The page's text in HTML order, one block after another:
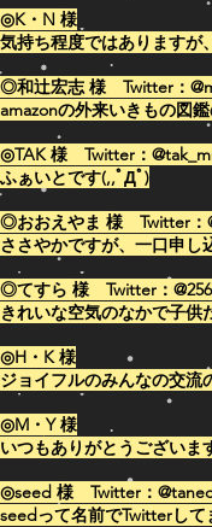
◎K・N 様
気持ち程度ではありますが
◎和辻宏志 様 Twitter：
amazonの外来いきもの図
◎TAK 様 Twitter：
ふぁいとです(,,ﾟДﾟ)
◎おおえやま 様 Twitter：
ささやかですが、一口申し
◎てすら 様 Twitter：
きれいな空気のなかで子
◎H・K 様
ジョイフルのみんなの交流
◎M・Y 様
いつもありがとうございま
◎seed 様 Twitter：@
seedって名前でTwitterし